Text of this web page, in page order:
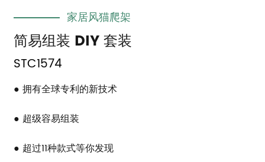
家居风猫爬架
简易组装 DIY 套装
STC1574
● 拥有全球专利的新技术
● 超级容易组装
● 超过11种款式等你发现